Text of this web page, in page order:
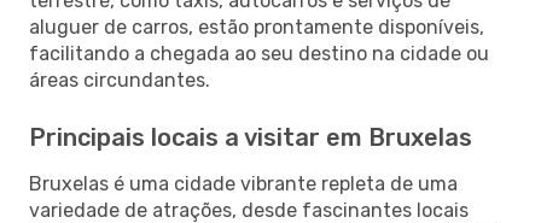
aluguer de carros, estão prontamente disponíveis,
facilitando a chegada ao seu destino na cidade ou
áreas circundantes.
Principais locais a visitar em Bruxelas
Bruxelas é uma cidade vibrante repleta de uma
variedade de atrações, desde fascinantes locais